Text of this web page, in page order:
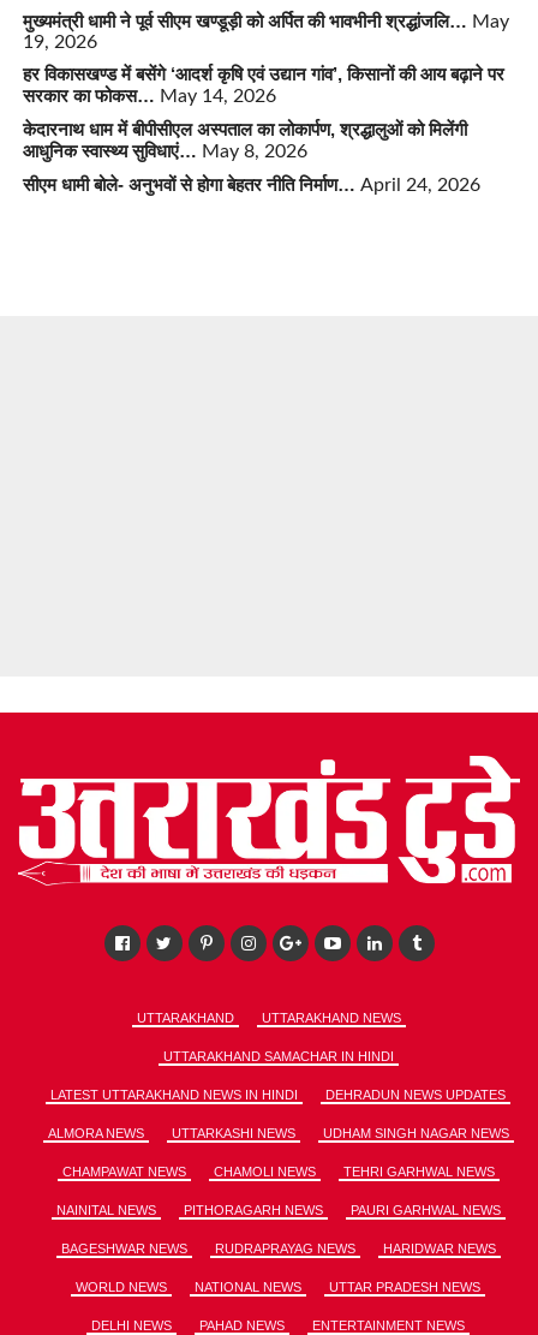
मुख्यमंत्री धामी ने पूर्व सीएम खण्डूड़ी को अर्पित की भावभीनी श्रद्धांजलि… May
19, 2026
हर विकासखण्ड में बसेंगे ‘आदर्श कृषि एवं उद्यान गांव’, किसानों की आय बढ़ाने पर
सरकार का फोकस… May 14, 2026
केदारनाथ धाम में बीपीसीएल अस्पताल का लोकार्पण, श्रद्धालुओं को मिलेंगी
आधुनिक स्वास्थ्य सुविधाएं… May 8, 2026
सीएम धामी बोले- अनुभवों से होगा बेहतर नीति निर्माण… April 24, 2026
UTTARAKHAND UTTARAKHAND NEWS
UTTARAKHAND SAMACHAR IN HINDI
LATEST UTTARAKHAND NEWS IN HINDI DEHRADUN NEWS UPDATES
ALMORA NEWS UTTARKASHI NEWS UDHAM SINGH NAGAR NEWS
CHAMPAWAT NEWS CHAMOLI NEWS TEHRI GARHWAL NEWS
NAINITAL NEWS PITHORAGARH NEWS PAURI GARHWAL NEWS
BAGESHWAR NEWS RUDRAPRAYAG NEWS HARIDWAR NEWS
WORLD NEWS NATIONAL NEWS UTTAR PRADESH NEWS
DELHI NEWS PAHAD NEWS ENTERTAINMENT NEWS